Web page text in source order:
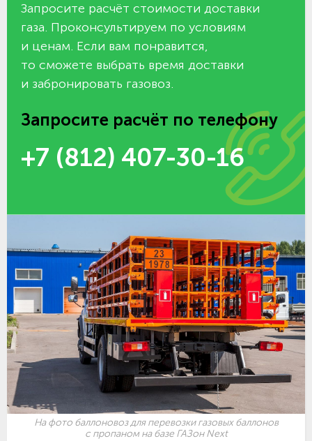
Запросите расчёт стоимости доставки
газа. Проконсультируем по условиям
и ценам. Если вам понравится,
то сможете выбрать время доставки
и забронировать газовоз.
Запросите расчёт по телефону
+7 (812) 407-30-16
На фото баллоновоз для перевозки газовых баллонов
с пропаном на базе ГАЗон Next